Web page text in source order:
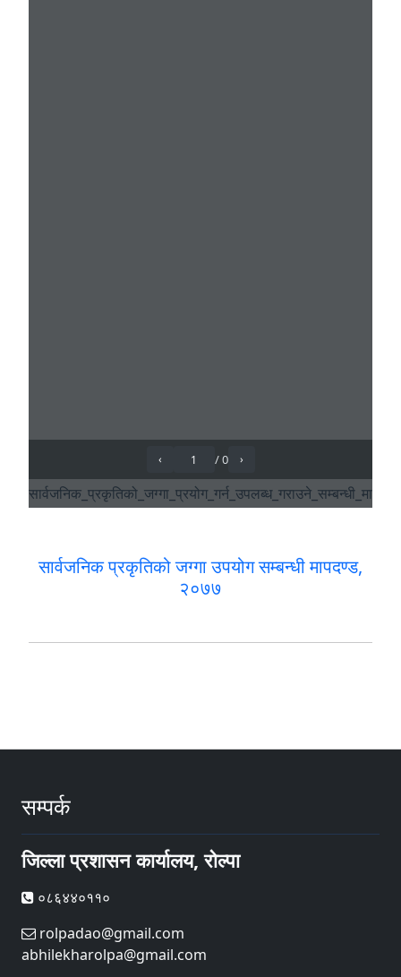
सार्वजनिक प्रकृतिको जग्गा उपयोग सम्बन्धी मापदण्ड,
२०७७
सम्पर्क
जिल्ला प्रशासन कार्यालय, रोल्पा
०८६४४०११०
rolpadao@gmail.com
abhilekharolpa@gmail.com